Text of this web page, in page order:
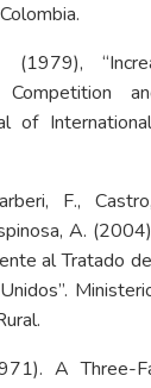
(1979),
Competition
of
F.,
A.
al Tratado
A Three-